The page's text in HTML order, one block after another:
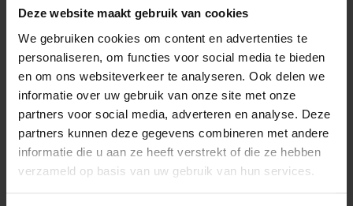
Deze website maakt gebruik van cookies
We gebruiken cookies om content en advertenties te
personaliseren, om functies voor social media te bieden
en om ons websiteverkeer te analyseren. Ook delen we
informatie over uw gebruik van onze site met onze
partners voor social media, adverteren en analyse. Deze
partners kunnen deze gegevens combineren met andere
informatie die u aan ze heeft verstrekt of die ze hebben
verzameld op basis van uw gebruik van hun services.
Verzenden
Contact informatie
VE-Systems
Branches
Solutions
RVS Werkplekinrichting
Productlijnen
Medische afvalverpakkingen
Infectiepreventie en hygiëne
Assortiment
Hammerlit
Septodry
Metro
Zarges
Contact
Ons team
Klantcases
Vacatures